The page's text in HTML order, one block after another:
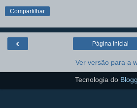
Compartilhar
‹ Página inicial
Ver versão para a
Tecnologia do